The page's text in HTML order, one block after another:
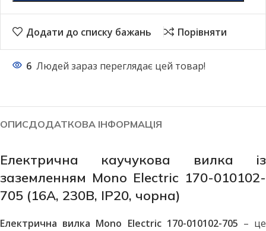
Додати до списку бажань Порівняти
6 Людей зараз переглядає цей товар!
ОПИСДОДАТКОВА ІНФОРМАЦІЯ
Електрична каучукова вилка із
заземленням Mono Electric 170-010102-
705 (16А, 230В, IP20, чорна)
Електрична вилка Mono Electric 170-010102-705 – це